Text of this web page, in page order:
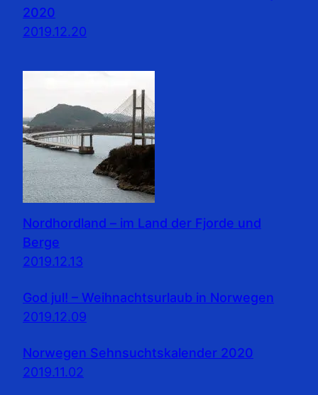
2020
2019.12.20
Nordhordland – im Land der Fjorde und
Berge
2019.12.13
God jul! – Weihnachtsurlaub in Norwegen
2019.12.09
Norwegen Sehnsuchtskalender 2020
2019.11.02